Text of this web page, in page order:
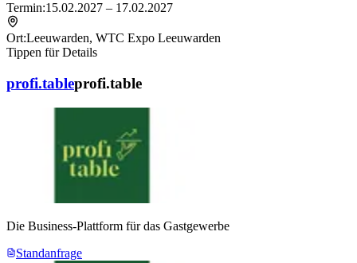
Termin:15.02.2027 – 17.02.2027
Ort:Leeuwarden, WTC Expo Leeuwarden
Tippen für Details
profi.tableprofi.table
Die Business-Plattform für das Gastgewerbe
Standanfrage